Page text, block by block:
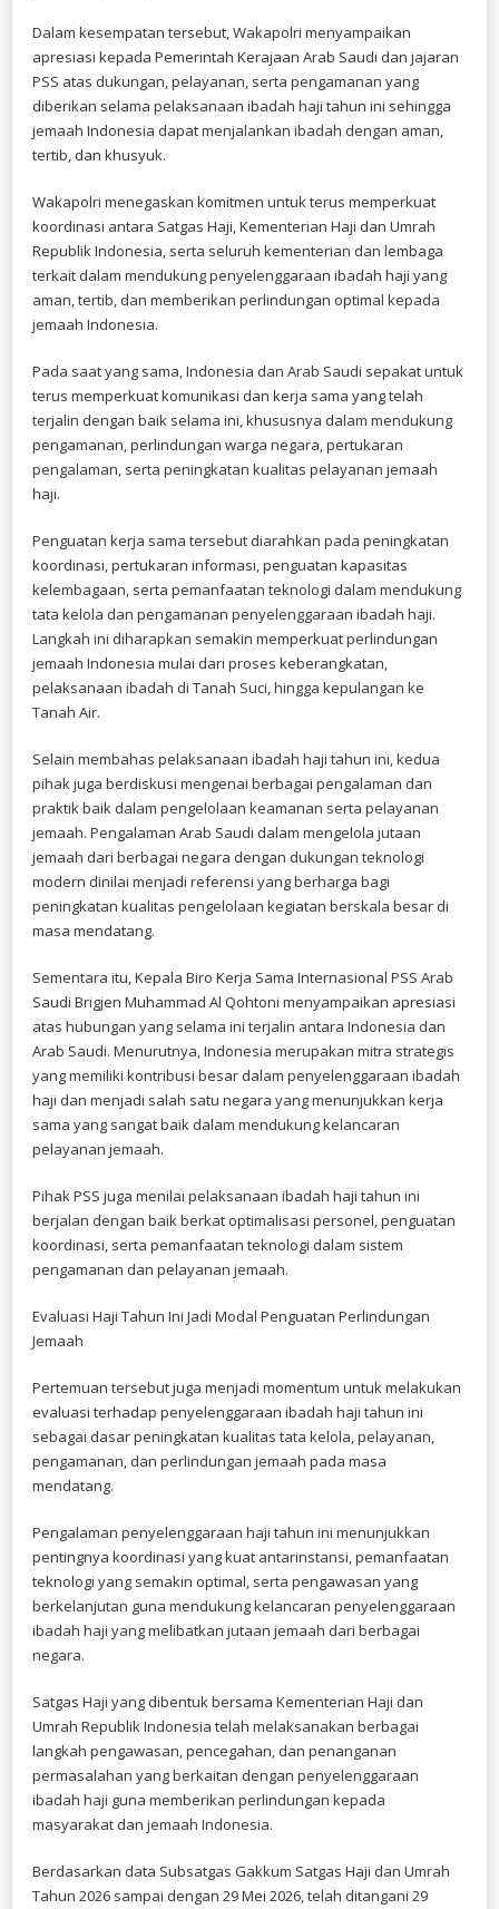
Dalam kesempatan tersebut, Wakapolri menyampaikan
apresiasi kepada Pemerintah Kerajaan Arab Saudi dan jajaran
PSS atas dukungan, pelayanan, serta pengamanan yang
diberikan selama pelaksanaan ibadah haji tahun ini sehingga
jemaah Indonesia dapat menjalankan ibadah dengan aman,
tertib, dan khusyuk.
Wakapolri menegaskan komitmen untuk terus memperkuat
koordinasi antara Satgas Haji, Kementerian Haji dan Umrah
Republik Indonesia, serta seluruh kementerian dan lembaga
terkait dalam mendukung penyelenggaraan ibadah haji yang
aman, tertib, dan memberikan perlindungan optimal kepada
jemaah Indonesia.
Pada saat yang sama, Indonesia dan Arab Saudi sepakat untuk
terus memperkuat komunikasi dan kerja sama yang telah
terjalin dengan baik selama ini, khususnya dalam mendukung
pengamanan, perlindungan warga negara, pertukaran
pengalaman, serta peningkatan kualitas pelayanan jemaah
haji.
Penguatan kerja sama tersebut diarahkan pada peningkatan
koordinasi, pertukaran informasi, penguatan kapasitas
kelembagaan, serta pemanfaatan teknologi dalam mendukung
tata kelola dan pengamanan penyelenggaraan ibadah haji.
Langkah ini diharapkan semakin memperkuat perlindungan
jemaah Indonesia mulai dari proses keberangkatan,
pelaksanaan ibadah di Tanah Suci, hingga kepulangan ke
Tanah Air.
Selain membahas pelaksanaan ibadah haji tahun ini, kedua
pihak juga berdiskusi mengenai berbagai pengalaman dan
praktik baik dalam pengelolaan keamanan serta pelayanan
jemaah. Pengalaman Arab Saudi dalam mengelola jutaan
jemaah dari berbagai negara dengan dukungan teknologi
modern dinilai menjadi referensi yang berharga bagi
peningkatan kualitas pengelolaan kegiatan berskala besar di
masa mendatang.
Sementara itu, Kepala Biro Kerja Sama Internasional PSS Arab
Saudi Brigjen Muhammad Al Qohtoni menyampaikan apresiasi
atas hubungan yang selama ini terjalin antara Indonesia dan
Arab Saudi. Menurutnya, Indonesia merupakan mitra strategis
yang memiliki kontribusi besar dalam penyelenggaraan ibadah
haji dan menjadi salah satu negara yang menunjukkan kerja
sama yang sangat baik dalam mendukung kelancaran
pelayanan jemaah.
Pihak PSS juga menilai pelaksanaan ibadah haji tahun ini
berjalan dengan baik berkat optimalisasi personel, penguatan
koordinasi, serta pemanfaatan teknologi dalam sistem
pengamanan dan pelayanan jemaah.
Evaluasi Haji Tahun Ini Jadi Modal Penguatan Perlindungan
Jemaah
Pertemuan tersebut juga menjadi momentum untuk melakukan
evaluasi terhadap penyelenggaraan ibadah haji tahun ini
sebagai dasar peningkatan kualitas tata kelola, pelayanan,
pengamanan, dan perlindungan jemaah pada masa
mendatang.
Pengalaman penyelenggaraan haji tahun ini menunjukkan
pentingnya koordinasi yang kuat antarinstansi, pemanfaatan
teknologi yang semakin optimal, serta pengawasan yang
berkelanjutan guna mendukung kelancaran penyelenggaraan
ibadah haji yang melibatkan jutaan jemaah dari berbagai
negara.
Satgas Haji yang dibentuk bersama Kementerian Haji dan
Umrah Republik Indonesia telah melaksanakan berbagai
langkah pengawasan, pencegahan, dan penanganan
permasalahan yang berkaitan dengan penyelenggaraan
ibadah haji guna memberikan perlindungan kepada
masyarakat dan jemaah Indonesia.
Berdasarkan data Subsatgas Gakkum Satgas Haji dan Umrah
Tahun 2026 sampai dengan 29 Mei 2026, telah ditangani 29